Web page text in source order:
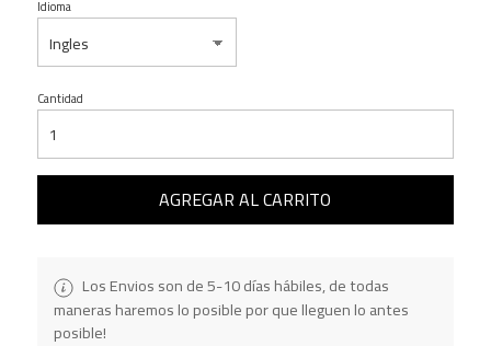
Idioma
Cantidad
AGREGAR AL CARRITO
Los Envios son de 5-10 días hábiles, de todas
maneras haremos lo posible por que lleguen lo antes
posible!